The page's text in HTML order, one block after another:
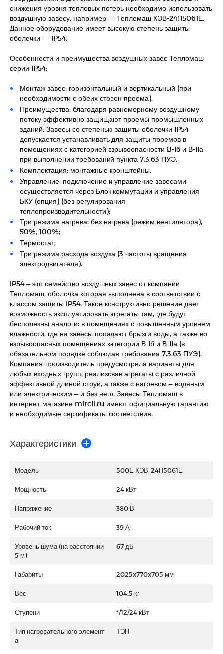
снижения уровня тепловых потерь необходимо использовать
воздушную завесу, например — Тепломаш КЭВ-24П5061Е.
Данное оборудование имеет высокую степень защиты
оболочки — IP54.
Особенности и преимущества воздушных завес Тепломаш
серии IP54:
Монтаж завес: горизонтальный и вертикальный (при
необходимости с обеих сторон проема).
Преимущества: благодаря равномерному воздушному
потоку эффективно защищают проемы промышленных
зданий. Завесы со степенью защиты оболочки IP54
допускается устанавливать для защиты проемов в
помещениях с категорией взрывоопасности B-Iб и В-IIа
при выполнении требований пункта 7.3.63 ПУЭ.
Комплектация: монтажные кронштейны.
Управление: подключение и управление завесами
осуществляется через Блок коммутации и управления
БКУ (опция) (без регулирования
теплопроизводительности);
Три режима нагрева: без нагрева (режим вентилятора),
50%, 100%;
Термостат;
Три режима расхода воздуха (3 частоты вращения
электродвигателя).
IP54 – это семейство воздушных завес от компании
Тепломаш, оболочка которая выполнена в соответствии с
классом защиты IP54. Такое конструктивно решение дает
возможность эксплуатировать агрегаты там, где будут
бесполезны аналоги: в помещениях с повышенным уровнем
влажности, где на завесы попадают брызги воды, а также во
взрывоопасных помещениях категории В-Iб и В-IIа (в
обязательном порядке соблюдая требования 7.3.63 ПУЭ).
Компания-производитель предусмотрела варианты для
любых входных групп, реализовав агрегаты с различной
эффективной длиной струи, а также с нагревом – водяным
или электрическим – и без него. Завесы Тепломаш в
интернет-магазине mircli.ru имеют официальную гарантию
и необходимые сертификаты соответствия.
Характеристики
Модель 500Е КЭВ-24П5061Е
Мощность 24 кВт
Напряжение 380 В
Рабочий ток 39 А
Уровень шума (на расстоянии
5 м)
67 дБ
Габариты 2025x770x705 мм
Вес 104.5 кг
Ступени */12/24 кВт
Тип нагревательного элемент
а
ТЭН